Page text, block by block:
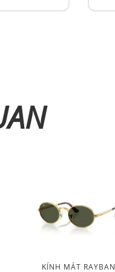
KÍNH MÁT RAYBAN